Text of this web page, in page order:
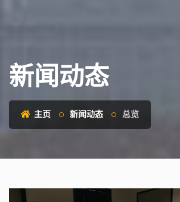
新闻动态
主页 新闻动态 总览